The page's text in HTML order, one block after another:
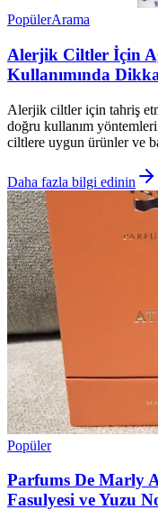
PopülerArama
Alerjik Ciltler İçin
Kullanımında
Alerjik ciltler için tahriş
doğru kullanım
ciltlere uygun ürünler ve
Daha fazla bilgi edinin
Popüler
Parfums De Marly
Fasulyesi ve Yuzu